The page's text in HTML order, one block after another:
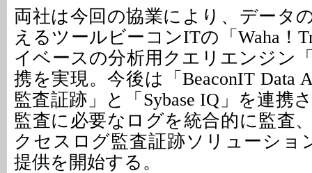
両社は今回の協業により、データ
えるツールビーコンITの「Waha！
イベースの分析用クエリエンジン
携を実現。今後は「BeaconIT Data
監査証跡」と「Sybase IQ」を連携
監査に必要なログを統合的に監査
クセスログ監査証跡ソリューショ
提供を開始する。